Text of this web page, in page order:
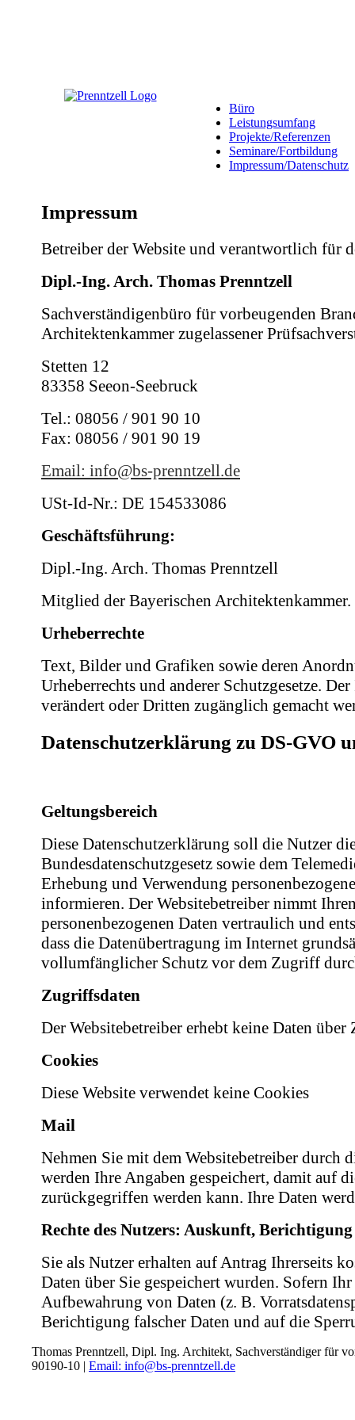
Büro
Leistungsumfang
Projekte/Referenzen
Seminare/Fortbildung
Impressum/Datenschutz
Impressum
Betreiber der Website und verantwortlich für
Dipl.-Ing. Arch. Thomas Prenntzell
Sachverständigenbüro für vorbeugenden
Architektenkammer zugelassener
Stetten 12
83358 Seeon-Seebruck
Tel.: 08056 / 901 90 10
Fax: 08056 / 901 90 19
Email: info@bs-prenntzell.de
USt-Id-Nr.: DE 154533086
Geschäftsführung:
Dipl.-Ing. Arch. Thomas Prenntzell
Mitglied der Bayerischen
Urheberrechte
Text, Bilder und Grafiken sowie deren
Urheberrechts und anderer Schutzgesetze.
verändert oder Dritten zugänglich gemacht
Datenschutzerklärung zu DS-GVO
Geltungsbereich
Diese Datenschutzerklärung soll die Nutzer
Bundesdatenschutzgesetz sowie dem
Erhebung und Verwendung
informieren. Der Websitebetreiber nimmt
personenbezogenen Daten vertraulich und
dass die Datenübertragung im Internet
vollumfänglicher Schutz vor dem Zugriff
Zugriffsdaten
Der Websitebetreiber erhebt keine Daten
Cookies
Diese Website verwendet keine Cookies
Mail
Nehmen Sie mit dem Websitebetreiber
werden Ihre Angaben gespeichert, damit auf
zurückgegriffen werden kann. Ihre Daten
Rechte des Nutzers: Auskunft,
Sie als Nutzer erhalten auf Antrag Ihrerseits
Daten über Sie gespeichert wurden. Sofern
Aufbewahrung von Daten (z. B.
Berichtigung falscher Daten und auf die
Thomas Prenntzell, Dipl. Ing. Architekt, Sachverständiger für
90190-10 | Email: info@bs-prenntzell.de